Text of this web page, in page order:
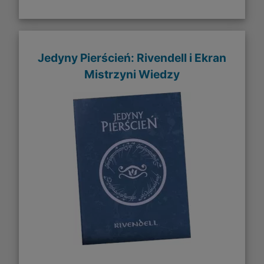
Jedyny Pierścień: Rivendell i Ekran
Mistrzyni Wiedzy